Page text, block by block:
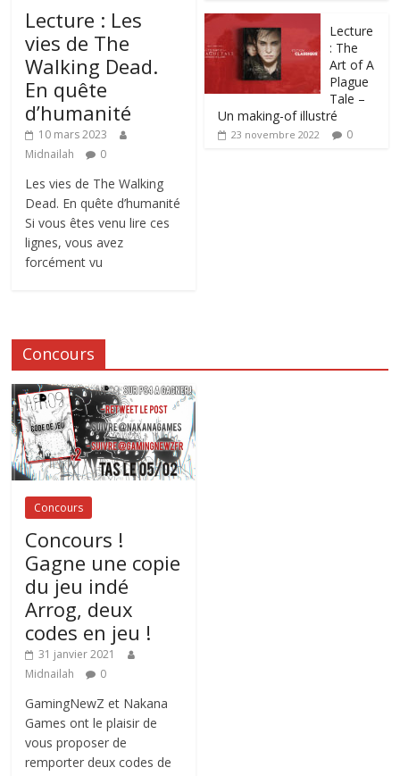
Lecture : Les
vies de The
Walking Dead.
En quête
d’humanité
10 mars 2023
Midnailah
0
Les vies de The Walking
Dead. En quête d’humanité
Si vous êtes venu lire ces
lignes, vous avez
forcément vu
Lecture
: The
Art of A
Plague
Tale –
Un making-of illustré
23 novembre 2022 0
Concours
Concours
Concours !
Gagne une copie
du jeu indé
Arrog, deux
codes en jeu !
31 janvier 2021
Midnailah
0
GamingNewZ et Nakana
Games ont le plaisir de
vous proposer de
remporter deux codes de